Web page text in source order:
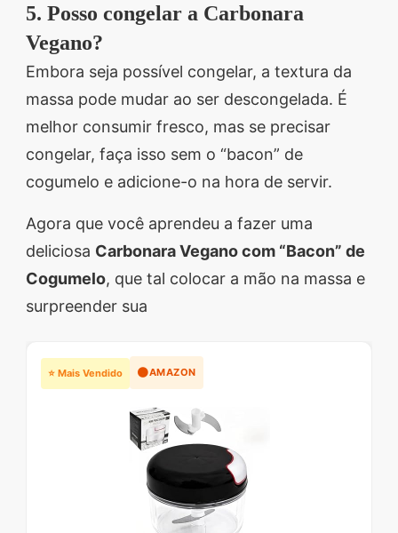
5. Posso congelar a Carbonara
Vegano?
Embora seja possível congelar, a textura da
massa pode mudar ao ser descongelada. É
melhor consumir fresco, mas se precisar
congelar, faça isso sem o “bacon” de
cogumelo e adicione-o na hora de servir.
Agora que você aprendeu a fazer uma
deliciosa Carbonara Vegano com “Bacon” de
Cogumelo, que tal colocar a mão na massa e
surpreender sua
⭐ Mais Vendido 🟠AMAZON